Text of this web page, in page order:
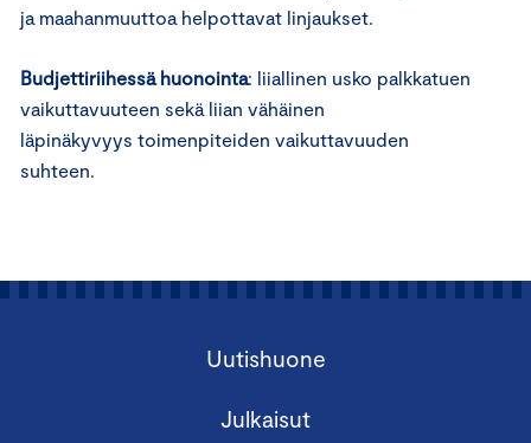
ja maahanmuuttoa helpottavat linjaukset.
Budjettiriihessä huonointa: liiallinen usko palkkatuen
vaikuttavuuteen sekä liian vähäinen
läpinäkyvyys toimenpiteiden vaikuttavuuden
suhteen.
Uutishuone
Julkaisut